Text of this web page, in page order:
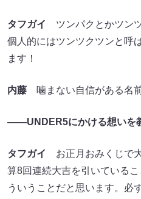
タフガイ
ツンパクとかツン
個人的にはツンツクツンと呼
ます！
内藤 噛まない自信がある名
――UNDER5にかける想いを
タフガイ
お正月おみくじで
算8回連続大吉を引いている
ういうことだと思います。必